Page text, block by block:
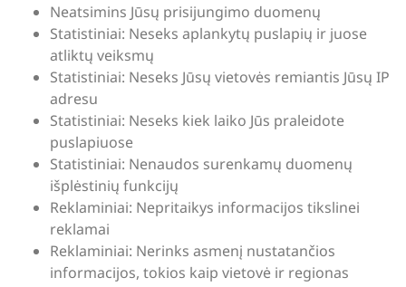
Neatsimins Jūsų prisijungimo duomenų
Statistiniai: Neseks aplankytų puslapių ir juose
atliktų veiksmų
Statistiniai: Neseks Jūsų vietovės remiantis Jūsų IP
adresu
Statistiniai: Neseks kiek laiko Jūs praleidote
puslapiuose
Statistiniai: Nenaudos surenkamų duomenų
išplėstinių funkcijų
Reklaminiai: Nepritaikys informacijos tikslinei
reklamai
Reklaminiai: Nerinks asmenį nustatančios
informacijos, tokios kaip vietovė ir regionas